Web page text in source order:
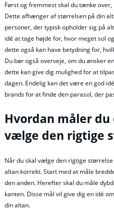
Først og fremmest skal du tænke
Dette afhænger af størrelsen på din
personer, der typisk opholder sig på
idé at tage højde for, hvor meget sol
dette også kan have betydning for,
Du bør også overveje, om du ønsker
dette kan give dig mulighed for at
dagen. Endelig kan det være en god
brands for at finde den parasol, der
Hvordan måler
vælge den rigtige
Når du skal vælge den rigtige
altan korrekt. Start med at måle
den anden. Herefter skal du måle
kanten. Disse mål vil give dig en idé
din altan.